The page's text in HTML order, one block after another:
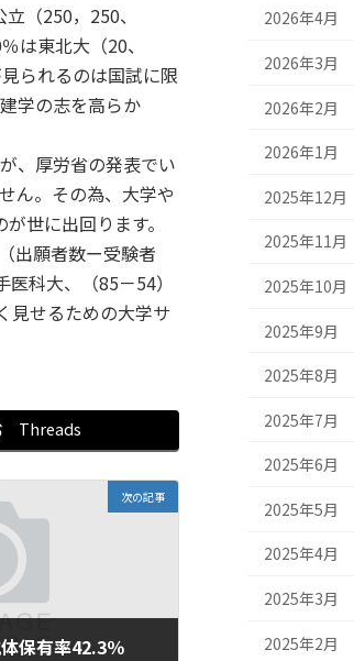
（250，250、
は東北大（20、
られるのは国試に限
学の志を高らか
、厚労省の発表でい
ん。その為、大学や
世に出回ります。
出願者数ー受験者
科大、（85－54）
見せるための大学サ
Threads
次の記事
保有率42.3％
2026年4月
2026年3月
2026年2月
2026年1月
2025年12月
2025年11月
2025年10月
2025年9月
2025年8月
2025年7月
2025年6月
2025年5月
2025年4月
2025年3月
2025年2月